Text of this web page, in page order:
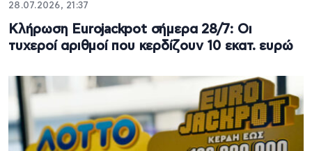
28.07.2026, 21:37
Κλήρωση Eurojackpot σήμερα 28/7: Οι
τυχεροί αριθμοί που κερδίζουν 10 εκατ. ευρώ